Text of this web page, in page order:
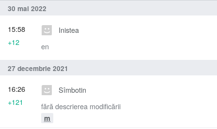
30 mai 2022
Inistea
en
15:58
+12
27 decembrie 2021
Sîmbotin
fără descrierea modificării
m
16:26
+121